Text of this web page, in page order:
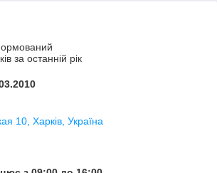
за останній рік
10, Харків, Україна